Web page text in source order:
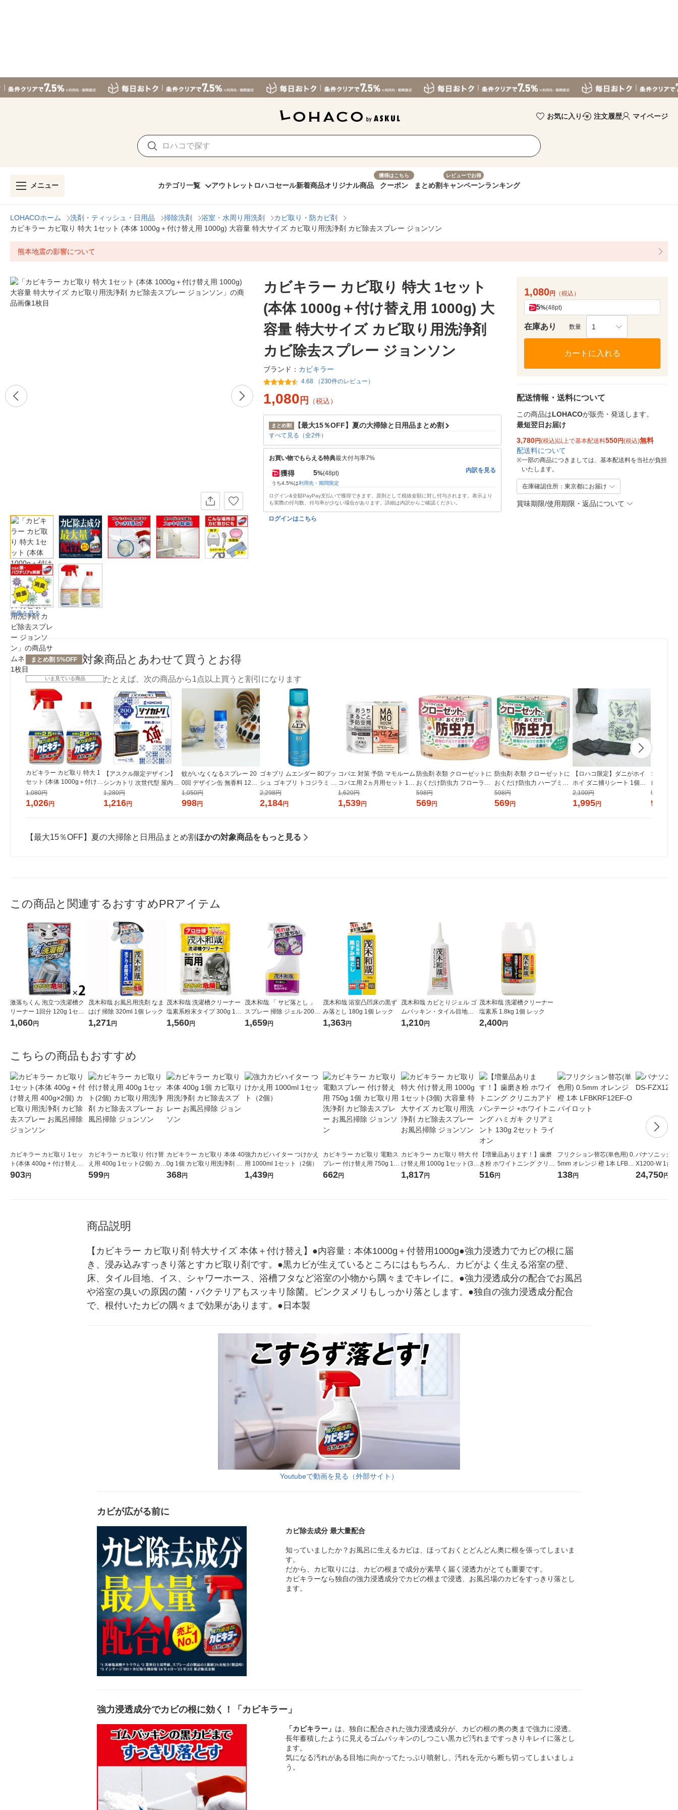
お気に入り 注文履歴 マイページ
メニュー カテゴリ一覧 アウトレット ロハコセール新着商品オリジナル商品
獲得はこちら
クーポン まとめ割
レビューでお得
キャンペーンランキング
LOHACOホーム 洗剤・ティッシュ・日用品 掃除洗剤 浴室・水周り用洗剤
カビ取り・防カビ剤
カビキラー カビ取り 特大 1セット (本体 1000g＋付け替え用 1000g) 大容量 特大サイズ カビ取り用洗浄剤 カビ除去スプレー ジョンソン
熊本地震の影響について
画像を見る
カビキラー カビ取り 特大 1セット
(本体 1000g＋付け替え用 1000g) 大
容量 特大サイズ カビ取り用洗浄剤
カビ除去スプレー ジョンソン
ブランド： カビキラー
4.68 （230件のレビュー）
1,080 円 （税込）
まとめ割 【最大15％OFF】夏の大掃除と日用品まとめ割
すべて見る（全2件）
お買い物でもらえる特典最大付与率7%
獲得 5%(48pt)
うち4.5%は利用先・期間限定
内訳を見る
ログイン&全額PayPay支払いで獲得できます。原則として税抜金額に対し付与されます。表示より
も実際の付与数、付与率が少ない場合があります。詳細は内訳からご確認ください。
ログインはこちら
1,080円 （税込）
5%(48pt)
在庫あり 数量 1
カートに入れる
配送情報・送料について
この商品はLOHACOが販売・発送します。
最短翌日お届け
3,780円(税込)以上で基本配送料550円(税込)無料
配送料について
※一部の商品につきましては、基本配送料を当社が負担
いたします。
在庫確認住所：東京都にお届け
賞味期限/使用期限・返品について
まとめ割 5%OFF 対象商品とあわせて買うとお得
いま見ている商品
カビキラー カビ取り 特大 1
セット (本体 1000g＋付け替
え用 1000g) 大容量 特大サ
イズ カビ取り用洗浄剤 カビ
除去スプレー ジョンソン
1,080円
1,026円
たとえば、次の商品から1点以上買うと割引になります
【アスクル限定デザイン】
シンカトリ 次世代型 屋内蚊
取り 電源不要 ブラウン容器
200日 無臭 蚊 駆除 玄関 KIN
CHO キンチョー 1セット 限
1,280円
1,216円
蚊がいなくなるスプレー 20
0回 デザイン缶 無香料 12時
間持続 蚊取り 殺虫剤 ワンプ
ッシュ 1本 KINCHO キンチ
1,050円
998円
ゴキブリ ムエンダー 80プッ
シュ ゴキブリ トコジラミ 無
煙 殺虫剤 1本 KINCHO キン
チョー
2,298円
2,184円
コバエ 対策 予防 マモルーム
コバエ用 2ヵ月用セット 1個
空間用 コバエよけ 虫除け 忌
避 室内 アース製薬
1,620円
1,539円
防虫剤 衣類 クローゼットに
おくだけ防虫力 フローラル
ソープの香り 1個 アース製
薬
598円
569円
防虫剤 衣類 クローゼットに
おくだけ防虫力 ハーブミン
トの香り 1個 アース製薬
598円
569円
【ロハコ限定】ダニがホイ
ホイ ダニ捕りシート 1個（6
枚入） アース製薬 限定
2,100円
1,995円
ゴキブリ
レー ゴ
除 忌避
ない
998円
949
【最大15％OFF】夏の大掃除と日用品まとめ割 ほかの対象商品をもっと見る
この商品と関連するおすすめPRアイテム
激落ちくん 泡立つ洗濯槽ク
リーナー 1回分 120g 1セッ
ト（2個） レック
1,060円
茂木和哉 お風呂用洗剤 なま
はげ 掃除 320ml 1個 レック
1,271円
茂木和哉 洗濯槽クリーナー
塩素系粉末タイプ 300g 1個
レック
1,560円
茂木和哉 「 サビ落とし 」
スプレー 掃除 ジェル 200ml
低臭タイプ レック
1,659円
茂木和哉 浴室凸凹床の黒ず
み落とし 180g 1個 レック
1,363円
茂木和哉 カビとりジェル ゴ
ムパッキン・タイル目地用 2
00g 1個 レック
1,210円
茂木和哉 洗濯槽クリーナー
塩素系 1.8kg 1個 レック
2,400円
こちらの商品もおすすめ
カビキラー カビ取り 1セッ
ト(本体 400g + 付け替え用 4
00g×2個) カビ取り用洗浄剤
903円
カビキラー カビ取り 付け替
え用 400g 1セット(2個) カビ
取り用洗浄剤 カビ除去スプ
599円
カビキラー カビ取り 本体 40
0g 1個 カビ取り用洗浄剤 カ
ビ除去スプレー お風呂掃除
368円
強力カビハイター つけかえ
用 1000ml 1セット（2個）
1,439円
カビキラー カビ取り 電動ス
プレー 付け替え用 750g 1個
カビ取り用洗浄剤 カビ除去
662円
カビキラー カビ取り 特大 付
け替え用 1000g 1セット(3
個) 大容量 特大サイズ カビ
取り用洗浄剤 カビ除去スプ
1,817円
【増量品あります！】歯磨
き粉 ホワイトニング クリニ
カアドバンテージ +ホワイト
516円
フリクション替芯(単色用) 0.
5mm オレンジ 橙 1本 LFBK
RF12EF-O パイロット
138円
パナソニック
X1200-W 1台
24,750円
商品説明
【カビキラー カビ取り剤 特大サイズ 本体＋付け替え】●内容量：本体1000g＋付替用1000g●強力浸透力でカビの根に届
き、浸み込みすっきり落とすカビ取り剤です。●黒カビが生えているところにはもちろん、カビがよく生える浴室の壁、
床、タイル目地、イス、シャワーホース、浴槽フタなど浴室の小物から隅々までキレイに。●強力浸透成分の配合でお風呂
や浴室の臭いの原因の菌・バクテリアもスッキリ除菌。ピンクヌメリもしっかり落とします。●独自の強力浸透成分配合
で、根付いたカビの隅々まで効果があります。●日本製
Youtubeで動画を見る（外部サイト）
カビが広がる前に
カビ除去成分 最大量配合
知っていましたか？お風呂に生えるカビは、ほっておくとどんどん奥に根を張ってしまいま
す。
だから、カビ取りには、カビの根まで成分が素早く届く浸透力がとても重要です。
カビキラーなら独自の強力浸透成分でカビの根まで浸透、お風呂場のカビをすっきり落とし
ます。
強力浸透成分でカビの根に効く！「カビキラー」
「カビキラー」 は、独自に配合された強力浸透成分が、カビの根の奥の奥まで強力に浸透。
長年蓄積したように見えるゴムパッキンのしつこい黒カビ汚れまですっきりキレイに落とし
ます。
気になる汚れがある目地に向かってたっぷり噴射し、汚れを元から断ち切ってしまいましょ
う。